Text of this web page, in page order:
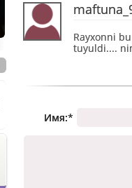
Rayxonni
tuyuldi....
Имя:*